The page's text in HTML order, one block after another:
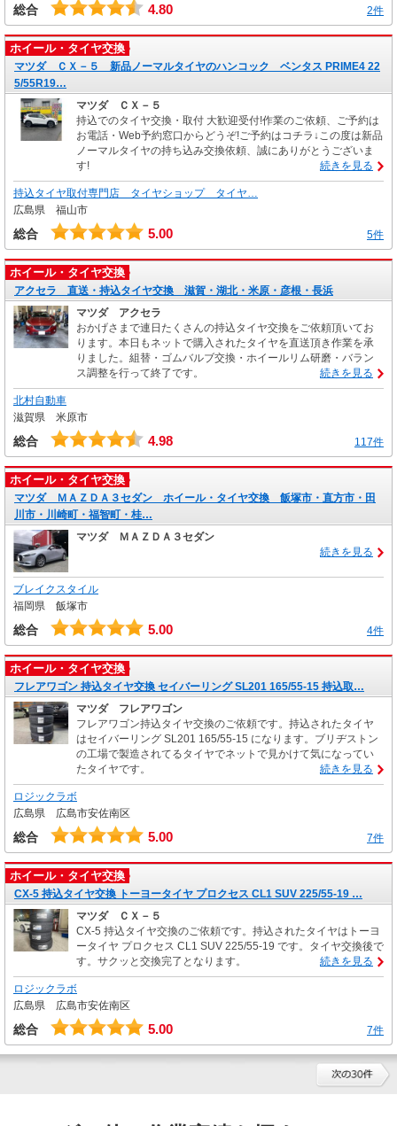
総合 4.80 2件
ホイール・タイヤ交換
マツダ ＣＸ－５ 新品ノーマルタイヤのハンコック ベンタス PRIME4 22
5/55R19…
マツダ ＣＸ－５
持込でのタイヤ交換・取付 大歓迎受付!作業のご依頼、ご予約は
お電話・Web予約窓口からどうぞ!ご予約はコチラ↓この度は新品
ノーマルタイヤの持ち込み交換依頼、誠にありがとうございま
す!
続きを見る
持込タイヤ取付専門店 タイヤショップ タイヤ…
広島県 福山市
総合 5.00 5件
ホイール・タイヤ交換
アクセラ 直送・持込タイヤ交換 滋賀・湖北・米原・彦根・長浜
マツダ アクセラ
おかげさまで連日たくさんの持込タイヤ交換をご依頼頂いてお
ります。本日もネットで購入されたタイヤを直送頂き作業を承
りました。組替・ゴムバルブ交換・ホイールリム研磨・バラン
ス調整を行って終了です。
続きを見る
北村自動車
滋賀県 米原市
総合 4.98 117件
ホイール・タイヤ交換
マツダ ＭＡＺＤＡ３セダン ホイール・タイヤ交換 飯塚市・直方市・田
川市・川崎町・福智町・桂…
マツダ ＭＡＺＤＡ３セダン
続きを見る
ブレイクスタイル
福岡県 飯塚市
総合 5.00 4件
ホイール・タイヤ交換
フレアワゴン 持込タイヤ交換 セイバーリング SL201 165/55-15 持込取…
マツダ フレアワゴン
フレアワゴン持込タイヤ交換のご依頼です。持込されたタイヤ
はセイバーリング SL201 165/55-15 になります。ブリヂストン
の工場で製造されてるタイヤでネットで見かけて気になってい
たタイヤです。
続きを見る
ロジックラボ
広島県 広島市安佐南区
総合 5.00 7件
ホイール・タイヤ交換
CX-5 持込タイヤ交換 トーヨータイヤ プロクセス CL1 SUV 225/55-19 …
マツダ ＣＸ－５
CX-5 持込タイヤ交換のご依頼です。持込されたタイヤはトーヨ
ータイヤ プロクセス CL1 SUV 225/55-19 です。タイヤ交換後で
す。サクッと交換完了となります。
続きを見る
ロジックラボ
広島県 広島市安佐南区
総合 5.00 7件